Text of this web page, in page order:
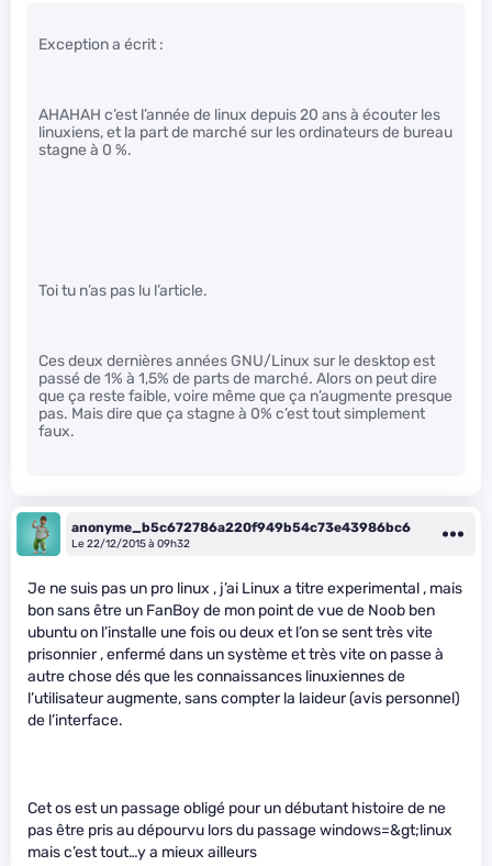
Exception a écrit :
AHAHAH c’est l’année de linux depuis 20 ans à écouter les
linuxiens, et la part de marché sur les ordinateurs de bureau
stagne à 0 %.
Toi tu n’as pas lu l’article.
Ces deux dernières années GNU/Linux sur le desktop est
passé de 1% à 1,5% de parts de marché. Alors on peut dire
que ça reste faible, voire même que ça n’augmente presque
pas. Mais dire que ça stagne à 0% c’est tout simplement
faux.
anonyme_b5c672786a220f949b54c73e43986bc6
Le 22/12/2015 à 09h32
Je ne suis pas un pro linux , j’ai Linux a titre experimental , mais
bon sans être un FanBoy de mon point de vue de Noob ben
ubuntu on l’installe une fois ou deux et l’on se sent très vite
prisonnier , enfermé dans un système et très vite on passe à
autre chose dés que les connaissances linuxiennes de
l’utilisateur augmente, sans compter la laideur (avis personnel)
de l’interface.
Cet os est un passage obligé pour un débutant histoire de ne
pas être pris au dépourvu lors du passage windows=&gt;linux
mais c’est tout…y a mieux ailleurs